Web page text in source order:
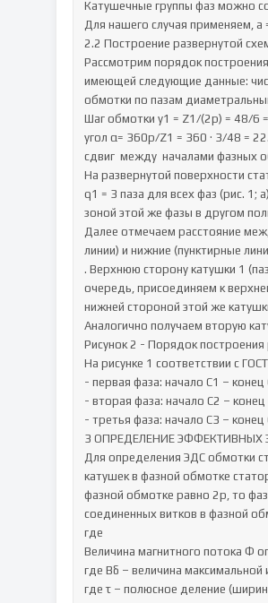
Катушечные группы фаз можно
Для нашего случая применяем, а
2.2 Построение развернутой
Рассмотрим порядок
имеющей следующие данные:
обмотки по пазам
Шаг обмотки у1 = Z1/(2р) = 48/6
угол α= 360р/Z1 = 360 · 3/48 =
сдвиг  между  началами фазных
На развернутой поверхности
q1 = 3 паза для всех фаз (рис.
зоной этой же фазы в другом
Далее отмечаем расстояние
линии) и нижние (пунктирные
. Верхнюю сторону катушки 1
очередь, присоединяем к
нижней стороной этой же
Аналогично получаем вторую
Рисунок 2 - Порядок
На рисунке 1 соответствии с
- первая фаза: начало С1 – конец
- вторая фаза: начало С2 – конец
- третья фаза: начало С3 – конец
3 ОПРЕДЕЛЕНИЕ ЭФФЕКТИВНЫХ
Для определения ЭДС обмотки
катушек в фазной обмотке
фазной обмотке равно 2р, то
соединенных витков в фазной
где
Величина магнитного потока Ф
где Bδ – величина
где τ – полюсное деление